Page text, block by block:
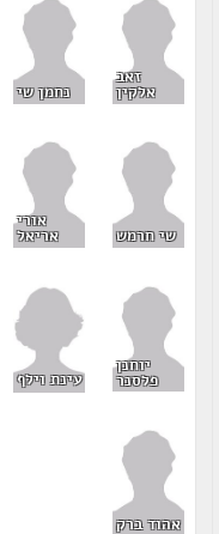
זאב
אלקין נחמן שי
שי חרמש
אורי
אריאל
יוחנן
פלסנר עינת וילף
אהוד ברק